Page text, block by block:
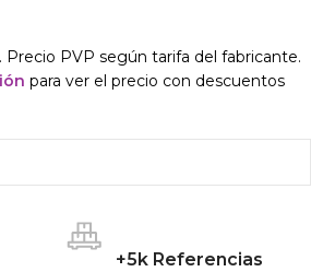
PVP según tarifa del fabricante.
para ver el precio con descuentos
+5k Referencias